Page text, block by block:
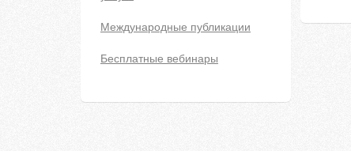
Международные публикации
Бесплатные вебинары